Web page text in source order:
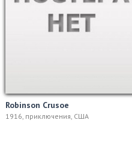
Robinson Crusoe
1916, приключения, США